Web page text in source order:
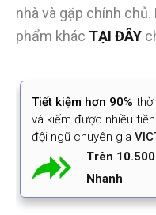
nhà và gặp chính
phẩm khác TẠI ĐÂY
Tiết kiệm hơn 90%
và kiếm được nhiều
đội ngũ chuyên gia
Trên
Nhanh